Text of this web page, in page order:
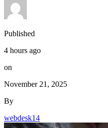
Published
4 hours ago
on
November 21, 2025
By
webdesk14